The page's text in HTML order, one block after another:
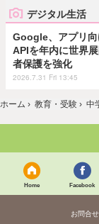
デジタル生活
Google、アプリ
APIを年内に世界
者保護を強化
2026.7.31 Fri 13:45
ホーム › 教育・受験 › 中
Home Facebook
お問合せ